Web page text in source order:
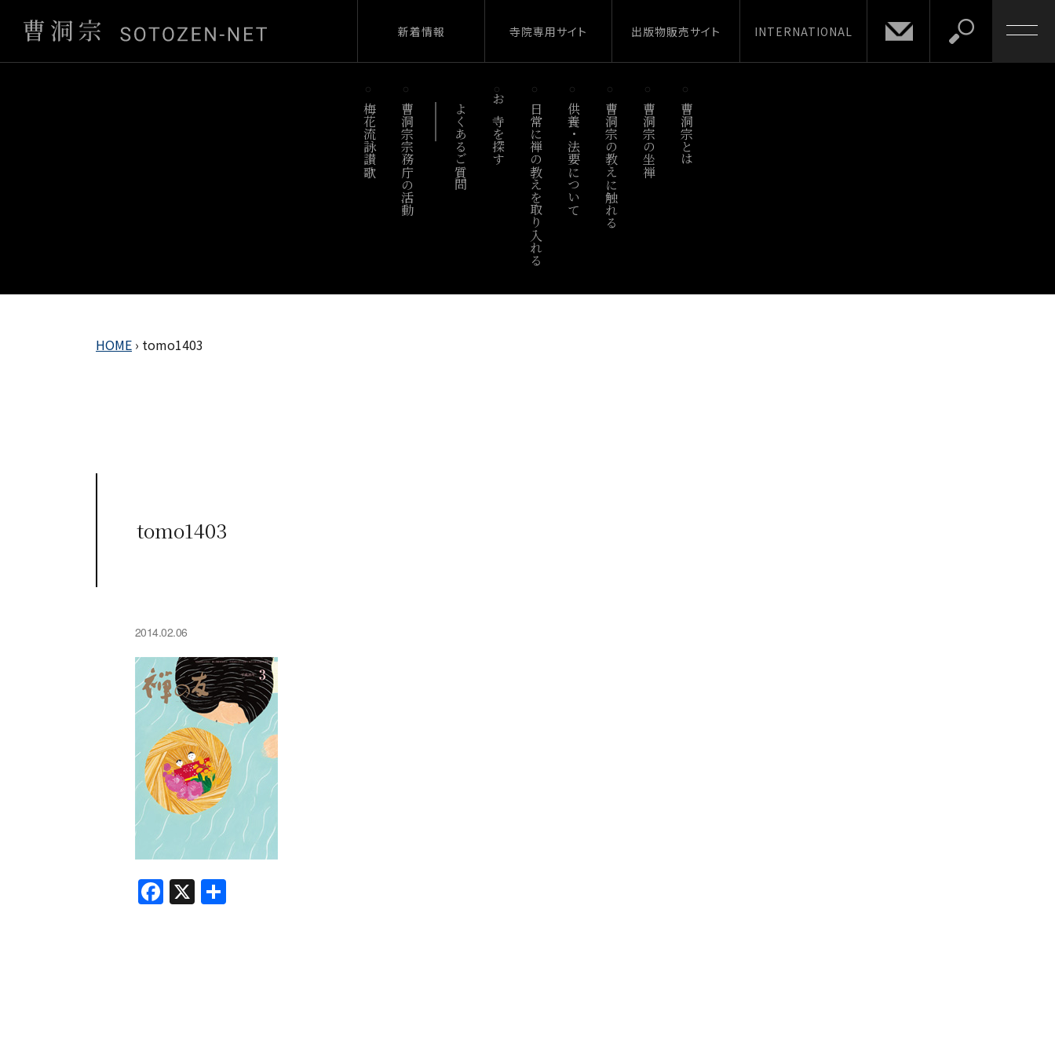
新着情報 寺院専用サイト 出版物販売サイト INTERNATIONAL
梅花流詠讃歌 曹洞宗宗務庁の活動 よくあるご質問 お寺を探す 日常に禅の教えを取り入れる 供養・法要について 曹洞宗の教えに触れる 曹洞宗の坐禅 曹洞宗とは
HOME › tomo1403
tomo1403
2014.02.06
F
a
X